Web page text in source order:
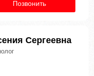
Позвонить
Сергеевна